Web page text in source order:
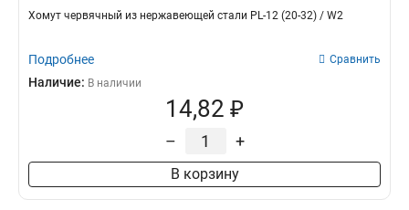
Хомут червячный из нержавеющей стали PL-12 (20-32) / W2
Подробнее Сравнить
Наличие: В наличии
14,82 ₽
– +
В корзину